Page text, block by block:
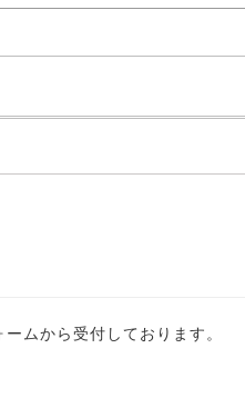
ムから受付しております。